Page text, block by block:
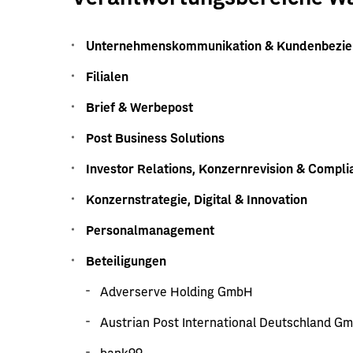
Unternehmenskommunikation &
Filialen
Brief & Werbepost
Post Business Solutions
Investor Relations, Konzernrevision &
Konzernstrategie, Digital & Innovation
Personalmanagement
Beteiligungen
Adverserve Holding GmbH
Austrian Post International Deutschland